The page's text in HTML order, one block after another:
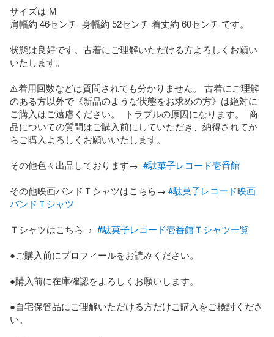
サイズは M
肩幅約 46センチ  身幅約 52センチ 着丈約 60センチ です。
状態は良好です。古着にご理解いただける方よろしくお願い
いたします。
⚠️着用回数などは質問されても分かりません。 古着にご理解
のある方以外で《新品のような状態をお求めの方》は絶対に
ご購入はご遠慮ください。  トラブルの原因になります。  商
品についての質問はご購入前にしていただき、納得されてか
らご購入よろしくお願いいたします。
その他色々出品しております→ #駄菓子レコード壱番館
その他映画バンドＴシャツはこちら→ #駄菓子レコード映画
バンドＴシャツ
Ｔシャツはこちら→ #駄菓子レコード壱番館Ｔシャツ一覧
●ご購入前にプロフィールをお読みください。
●購入前に在庫確認をよろしくお願いします。
●自宅保管品にご理解いただける方だけご購入をご検討くださ
い。